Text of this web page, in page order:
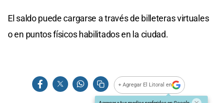
El saldo puede cargarse a través de billeteras virtuales
o en puntos físicos habilitados en la ciudad.
+ Agregar El Litoral en